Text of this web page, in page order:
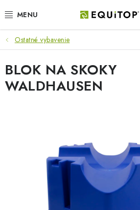
na
JAZDEC
KÔŇ
PONY
DARČEKOVÉ POUKAZY
Ostatné vybavenie
BLOK NA SKOKY
WALDHAUSEN